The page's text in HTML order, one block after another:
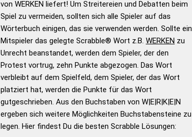
Gültigkeit eines Wortes für das Scrabble-Spiel zu
bestimmen! zugelassene Turnier Scrabble-
Wörterbücher sind:
Duden – Standardwerk in 12
Bänden
Duden – Richtiges und gutes
Deutsch
Duden – Die deutsche Grammatik
Duden – Deutsches
von WERKEN liefert! Um Streitereien und Debatten beim
Spiel zu vermeiden, sollten sich alle Spieler auf das
Wörterbuch einigen, das sie verwenden werden. Sollte ein
Mitspieler das gelegte Scrabble® Wort z.B. WERKEN zu
Unrecht beanstandet, werden dem Spieler, der den
Protest vortrug, zehn Punkte abgezogen. Das Wort
verbleibt auf dem Spielfeld, dem Spieler, der das Wort
platziert hat, werden die Punkte für das Wort
gutgeschrieben. Aus den Buchstaben von W|E|R|K|E|N
ergeben sich weitere Möglichkeiten Buchstabensteine zu
legen. Hier findest Du die besten Scrabble Lösungen: